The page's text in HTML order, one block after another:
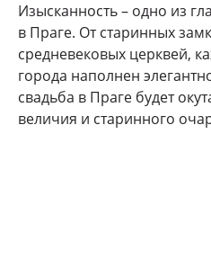
Изысканность – одно из
в Праге. От старинных
средневековых церквей,
города наполнен
свадьба в Праге будет
величия и старинного